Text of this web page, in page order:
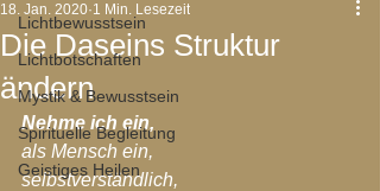
Lichtbewusstsein
Lichtbotschaften
Mystik & Bewusstsein
Spirituelle Begleitung
Geistiges Heilen
Die Daseins Struktur
ändern
18. Jan. 2020 1 Min. Lesezeit
Nehme ich ein,
als Mensch ein,
selbstverständlich,